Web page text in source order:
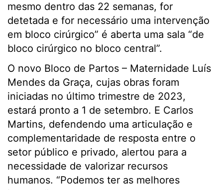
mesmo dentro das 22 semanas, for
detetada e for necessário uma intervenção
em bloco cirúrgico” é aberta uma sala “de
bloco cirúrgico no bloco central”.
O novo Bloco de Partos – Maternidade Luís
Mendes da Graça, cujas obras foram
iniciadas no último trimestre de 2023,
estará pronto a 1 de setembro. E Carlos
Martins, defendendo uma articulação e
complementaridade de resposta entre o
setor público e privado, alertou para a
necessidade de valorizar recursos
humanos. “Podemos ter as melhores